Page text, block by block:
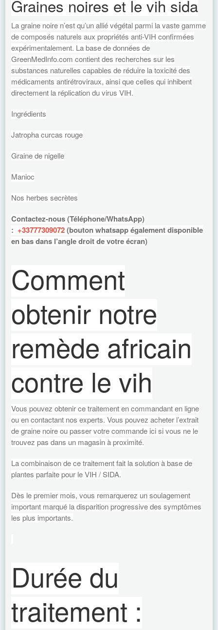
Graines noires et le vih sida
La graine noire n’est qu’un allié végétal parmi la vaste gamme
de composés naturels aux propriétés anti-VIH confirmées
expérimentalement. La base de données de
GreenMedInfo.com contient des recherches sur les
substances naturelles capables de réduire la toxicité des
médicaments antirétroviraux, ainsi que celles qui inhibent
directement la réplication du virus VIH.
Ingrédients
Jatropha curcas rouge
Graine de nigelle
Manioc
Nos herbes secrètes
Contactez-nous (Téléphone/WhatsApp)
: +33777309072(bouton whatsapp également disponible
en bas dans l’angle droit de votre écran)
Comment
obtenir notre
remède africain
contre le vih
Vous pouvez obtenir ce traitement en commandant en ligne
ou en contactant nos experts. Vous pouvez acheter l’extrait
de graine noire ou passer votre commande ici si vous ne le
trouvez pas dans un magasin à proximité.
La combinaison de ce traitement fait la solution à base de
plantes parfaite pour le VIH / SIDA.
Dès le premier mois, vous remarquerez un soulagement
important marqué la disparition progressive des symptômes
les plus importants.
Durée du
traitement :